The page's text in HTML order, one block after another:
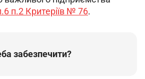
п.2 Критеріїв № 76.
забезпечити?